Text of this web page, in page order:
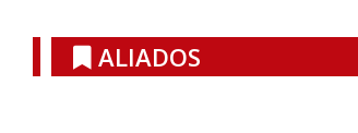
ALIADOS